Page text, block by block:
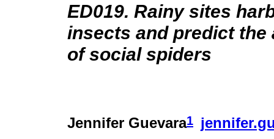
ED019. Rainy sites
insects and predict the
of social spiders
Jennifer Guevara1